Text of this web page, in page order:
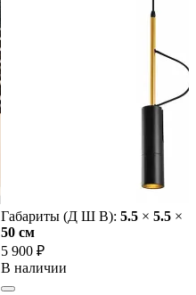
Габариты (Д Ш В): 5.5 × 5.5 ×
50 cм
5 900 ₽
В наличии